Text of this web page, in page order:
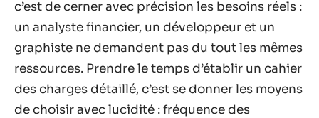
c’est de cerner avec précision les besoins réels :
un analyste financier, un développeur et un
graphiste ne demandent pas du tout les mêmes
ressources. Prendre le temps d’établir un cahier
des charges détaillé, c’est se donner les moyens
de choisir avec lucidité : fréquence des